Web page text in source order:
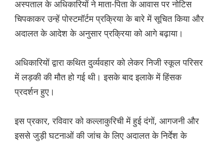
अस्पताल के अधिकारियों ने माता-पिता के आवास पर नोटिस
चिपकाकर उन्हें पोस्टमॉर्टम प्रक्रिया के बारे में सूचित किया और
अदालत के आदेश के अनुसार प्रक्रिया को आगे बढ़ाया।
अधिकारियों द्वारा कथित दुर्व्यवहार को लेकर निजी स्कूल परिसर
में लड़की की मौत हो गई थी। इसके बाद इलाके में हिंसक
प्रदर्शन हुए।
इस प्रकार, रविवार को कल्लाकुरिची में हुई दंगों, आगजनी और
इससे जुड़ी घटनाओं की जांच के लिए अदालत के निर्देश के